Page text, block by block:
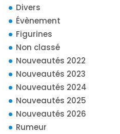
Divers
Évènement
Figurines
Non classé
Nouveautés 2022
Nouveautés 2023
Nouveautés 2024
Nouveautés 2025
Nouveautés 2026
Rumeur